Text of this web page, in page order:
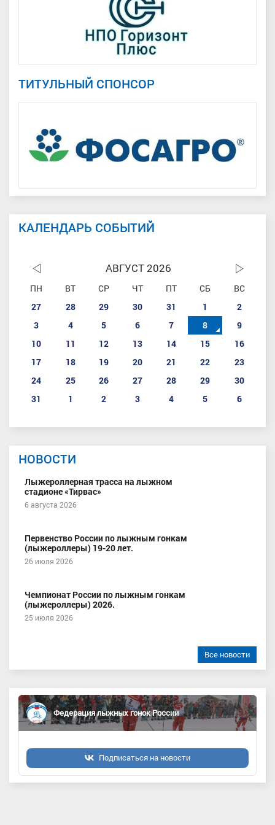
ТИТУЛЬНЫЙ СПОНСОР
КАЛЕНДАРЬ СОБЫТИЙ
АВГУСТ 2026
ПН ВТ СР ЧТ ПТ СБ
ВС
27
28 29 30 31 1
2
3
4 5 6 7 8
9
10
11 12 13 14 15
16
17
18 19 20 21 22
23
24
25 26 27 28 29
30
31
1 2 3 4 5 6
НОВОСТИ
Лыжероллерная трасса на лыжном
стадионе «Тирвас»
6 августа 2026
Первенство России по лыжным гонкам
(лыжероллеры) 19-20 лет.
26 июля 2026
Чемпионат России по лыжным гонкам
(лыжероллеры) 2026.
25 июля 2026
Все новости
Федерация лыжных гонок России
Подписаться на новости